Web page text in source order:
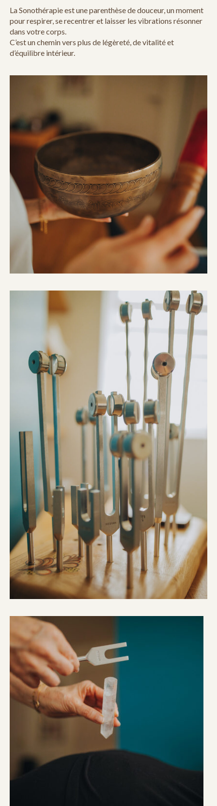
La Sonothérapie est une parenthèse de douceur, un moment
pour respirer, se recentrer et laisser les vibrations résonner
dans votre corps.
C’est un chemin vers plus de légèreté, de vitalité et
d’équilibre intérieur.